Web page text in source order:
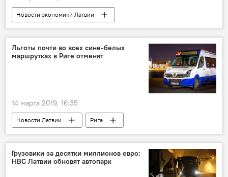
Новости экономики Латвии
Центральное статистическое управление
Земгале
Льготы почти во всех сине-белых
маршрутках в Риге отменят
14 марта 2019, 16:35
Новости Латвии
Рига
Rīgas satiksme
льготы
Грузовики за десятки миллионов евро:
НВС Латвии обновят автопарк